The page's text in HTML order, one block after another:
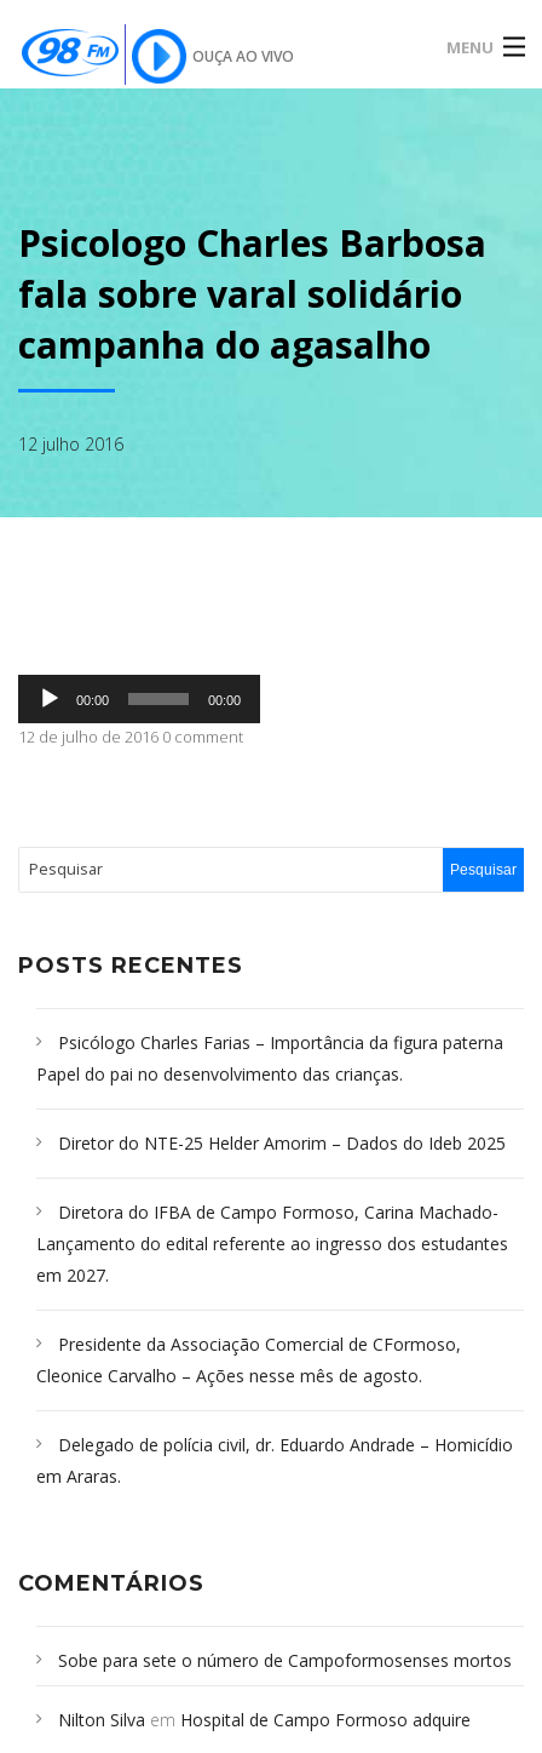
OUÇA AO VIVO MENU
SOBRE
CONTATO
Psicologo Charles Barbosa
fala sobre varal solidário
campanha do agasalho
12 julho 2016
Tocador
áudio
00:00 00:00
12 de julho de 2016 0 comment
POSTS RECENTES
Psicólogo Charles Farias – Importância da figura paterna
Papel do pai no desenvolvimento das crianças.
Diretor do NTE-25 Helder Amorim – Dados do Ideb 2025
Diretora do IFBA de Campo Formoso, Carina Machado-
Lançamento do edital referente ao ingresso dos estudantes
em 2027.
Presidente da Associação Comercial de CFormoso,
Cleonice Carvalho – Ações nesse mês de agosto.
Delegado de polícia civil, dr. Eduardo Andrade – Homicídio
em Araras.
COMENTÁRIOS
Sobe para sete o número de Campoformosenses mortos
Campoformosenses que morreram em desabamentos são
Nilton Silva em Hospital de Campo Formoso adquire